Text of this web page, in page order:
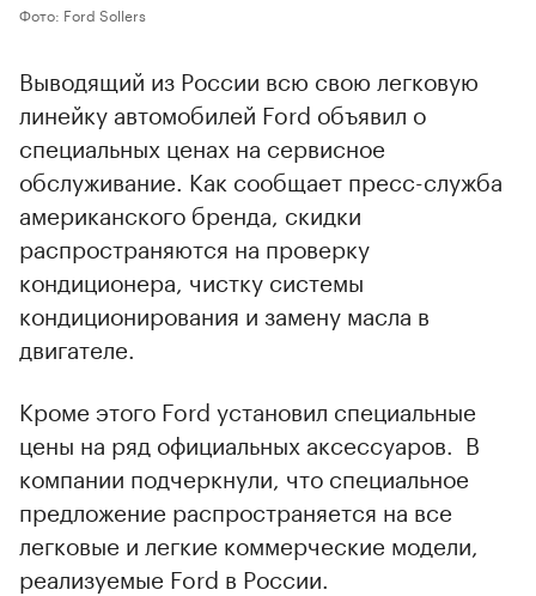
Фото: Ford Sollers
Выводящий из России всю свою легковую
линейку автомобилей Ford объявил о
специальных ценах на сервисное
обслуживание. Как сообщает пресс-служба
американского бренда, скидки
распространяются на проверку
кондиционера, чистку системы
кондиционирования и замену масла в
двигателе.
Кроме этого Ford установил специальные
цены на ряд официальных аксессуаров. В
компании подчеркнули, что специальное
предложение распространяется на все
легковые и легкие коммерческие модели,
реализуемые Ford в России.